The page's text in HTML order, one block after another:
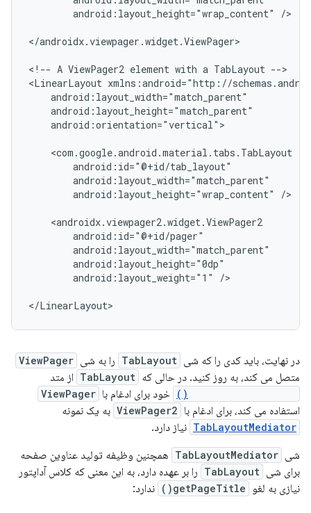
android:layout_height="wrap_content"
/>
</androidx.viewpager.widget.ViewPager>
<!-- A ViewPager2 element with a TabLayout -->
<LinearLayout
android:orientation="vertical">
android:layout_height="wrap_content"
/>
android:layout_weight="1"
/>
در نهایت، باید کدی را که شی TabLayout را به شی ViewPager
متصل می کند، به روز کنید. در حالی که TabLayout از متد
خود برای ادغام با ViewPager
استفاده می کند، برای ادغام با ViewPager2 به یک نمونه
TabLayoutMediator نیاز دارد.
شی TabLayoutMediator همچنین وظیفه تولید عناوین صفحه
برای شی TabLayout را بر عهده دارد، به این معنی که کلاس آداپتور
نیازی به لغو
getPageTitle() ندارد: